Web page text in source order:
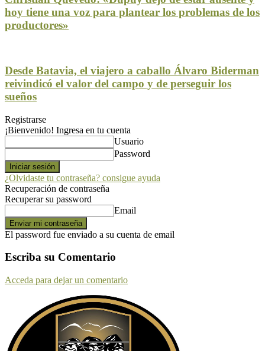
hoy tiene una voz para plantear los problemas de los
productores»
Desde Batavia, el viajero a caballo Álvaro Biderman
reivindicó el valor del campo y de perseguir los
sueños
Registrarse
¡Bienvenido! Ingresa en tu cuenta
Usuario
Password
¿Olvidaste tu contraseña? consigue ayuda
Recuperación de contraseña
Recuperar su password
Email
El password fue enviado a su cuenta de email
Escriba su Comentario
Acceda para dejar un comentario